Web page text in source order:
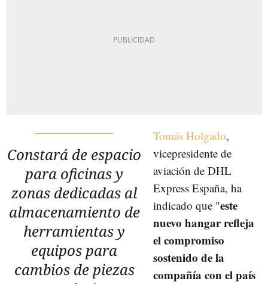
Constará de espacio
para oficinas y
zonas dedicadas al
almacenamiento de
herramientas y
equipos para
cambios de piezas
Tomás Holgado,
vicepresidente de
aviación de DHL
Express España, ha
indicado que "este
nuevo hangar refleja
el compromiso
sostenido de la
compañía con el país